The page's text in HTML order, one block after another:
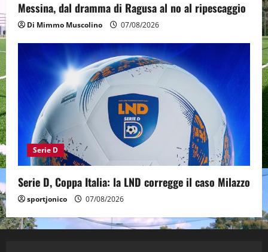
Messina, dal dramma di Ragusa al no al ripescaggio
Di Mimmo Muscolino 07/08/2026
Serie D
Serie D, Coppa Italia: la LND corregge il caso Milazzo
sportjonico 07/08/2026